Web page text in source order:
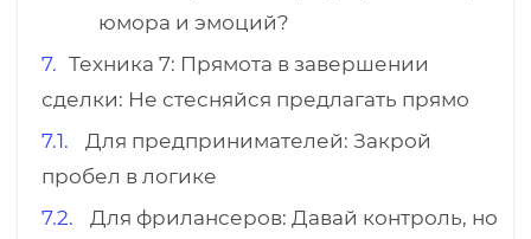
юмора и эмоций?
Техника 7: Прямота в завершении
сделки: Не стесняйся предлагать прямо
Для предпринимателей: Закрой
пробел в логике
Для фрилансеров: Давай контроль, но